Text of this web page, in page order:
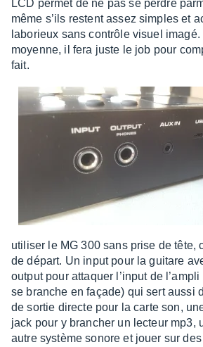
LCD permet de ne pas se perdre
même s’ils restent assez simples et
labo­rieux sans contrôle visuel
moyenne, il fera juste le job pour
fait.
utili­ser le MG 300 sans prise de tête,
de départ. Un input pour la guitare
output pour attaquer l’in­put de
se branche en façade) qui sert aussi
de sortie directe pour la carte son,
jack pour y bran­cher un lecteur mp3,
autre système sonore et jouer sur